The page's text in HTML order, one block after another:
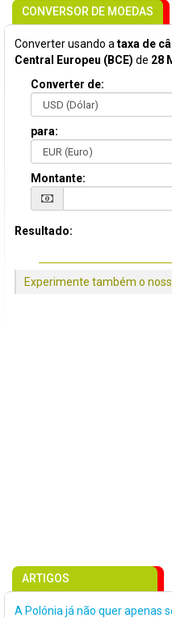
CONVERSOR DE MOEDAS
Converter usando a taxa de
Central Europeu (BCE) de 28
Converter de:
para:
Montante:
Resultado:
Experimente também o
ARTIGOS
A Polónia já não quer apenas